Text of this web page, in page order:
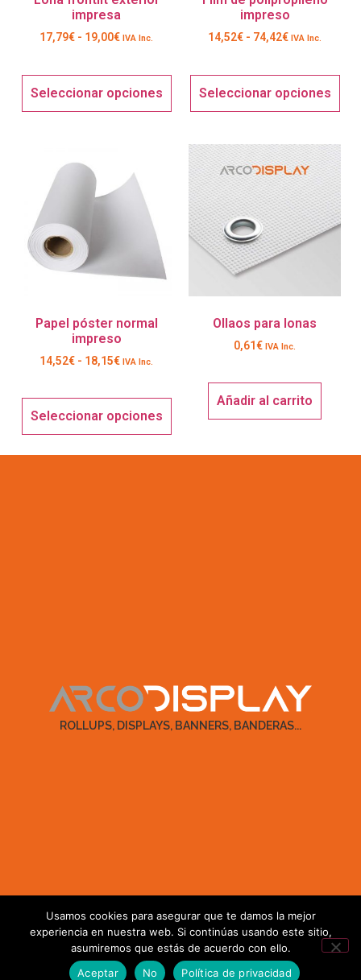
impresa
17,79€ - 19,00€ IVA Inc.
Seleccionar opciones
impreso
14,52€ - 74,42€ IVA Inc.
Seleccionar opciones
Papel póster normal
impreso
14,52€ - 18,15€ IVA Inc.
Seleccionar opciones
Ollaos para lonas
0,61€ IVA Inc.
Añadir al carrito
ROLLUPS, DISPLAYS, BANNERS, BANDERAS...
Usamos cookies para asegurar que te damos la mejor
experiencia en nuestra web. Si continúas usando este sitio,
asumiremos que estás de acuerdo con ello.
Aceptar
No Política de privacidad